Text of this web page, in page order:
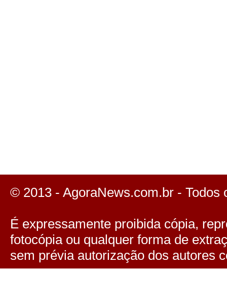
© 2013 - AgoraNews.com.br - Todos
É expressamente proibida cópia,
fotocópia ou qualquer forma de
sem prévia autorização dos autores